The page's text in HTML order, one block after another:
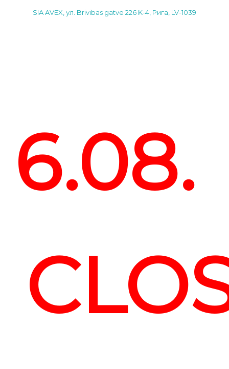
SIA AVEX, ул. Brivibas gatve 226 K-4, Рига, LV-1039
6.08.